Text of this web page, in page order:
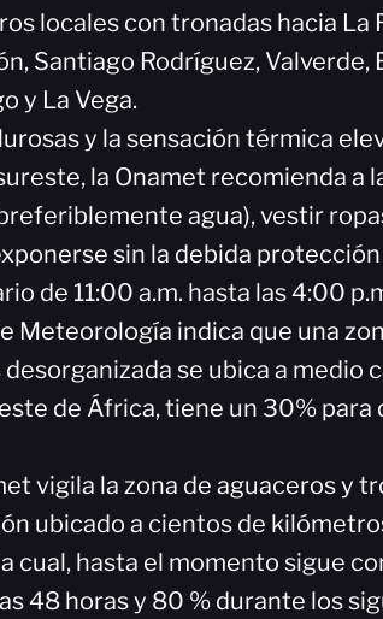
locales con tronadas hacia La
Santiago Rodríguez, Valverde,
y La Vega.
y la sensación térmica
la Onamet recomienda a
agua), vestir
sin la debida
de 11:00 a.m. hasta las 4:00
Meteorología indica que una
se ubica a medio
de África, tiene un 30%
vigila la zona de aguaceros y
ubicado a cientos de
cual, hasta el momento sigue
48 horas y 80 % durante los